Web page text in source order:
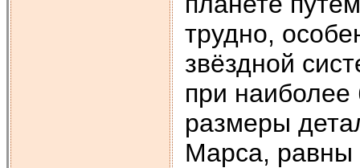
трудно,
звёздной
при наиболее
размеры
Марса, равны